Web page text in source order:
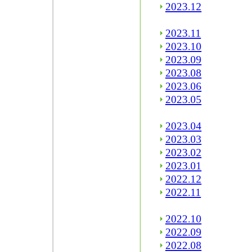
2023.12
2023.11
2023.10
2023.09
2023.08
2023.06
2023.05
2023.04
2023.03
2023.02
2023.01
2022.12
2022.11
2022.10
2022.09
2022.08